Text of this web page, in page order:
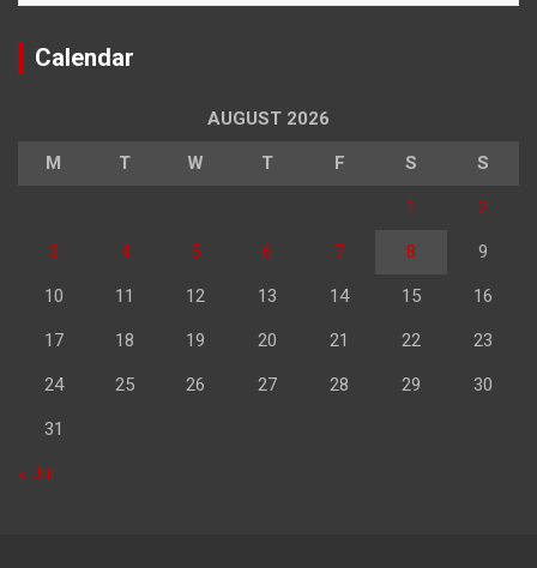
Calendar
AUGUST 2026
M T W T F S S
1 2
3 4 5 6 7 8 9
10 11 12 13 14 15 16
17 18 19 20 21 22 23
24 25 26 27 28 29 30
31
« Jul